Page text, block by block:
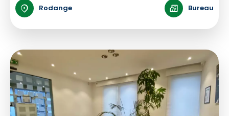
Rodange Bureau